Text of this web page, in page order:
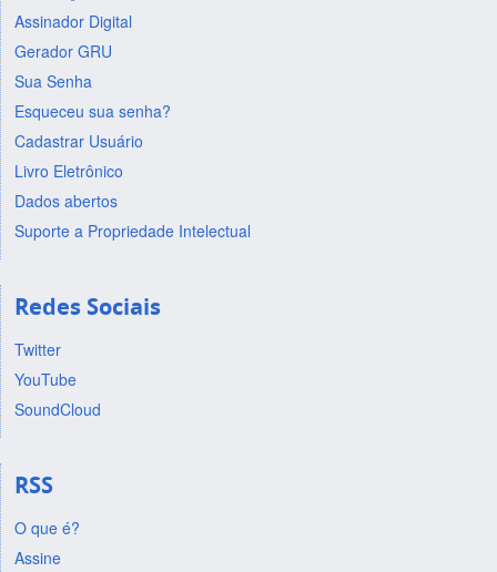
Assinador Digital
Gerador GRU
Sua Senha
Esqueceu sua senha?
Cadastrar Usuário
Livro Eletrônico
Dados abertos
Suporte a Propriedade Intelectual
Redes Sociais
Twitter
YouTube
SoundCloud
RSS
O que é?
Assine